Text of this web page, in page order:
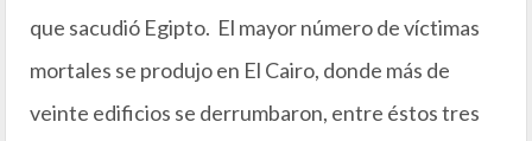
que sacudió Egipto. El mayor número de víctimas
mortales se produjo en El Cairo, donde más de
veinte edificios se derrumbaron, entre éstos tres